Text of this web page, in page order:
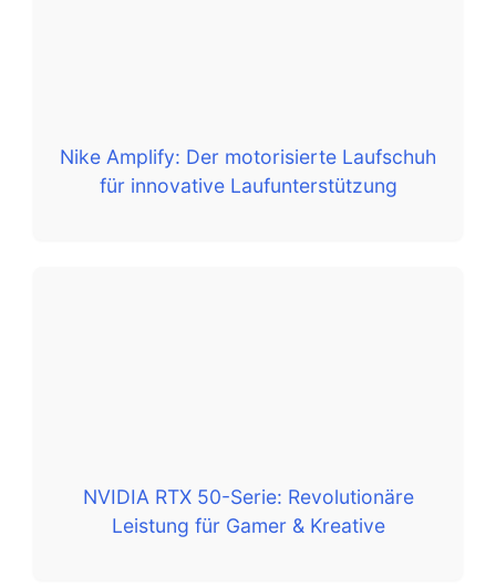
Nike Amplify: Der motorisierte Laufschuh
für innovative Laufunterstützung
NVIDIA RTX 50-Serie: Revolutionäre
Leistung für Gamer & Kreative